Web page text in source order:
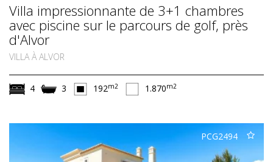
Villa impressionnante de 3+1 chambres
avec piscine sur le parcours de golf, près
d'Alvor
VILLA À ALVOR
4 3 192m2 1.870m2
PCG2494